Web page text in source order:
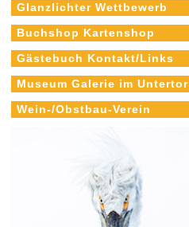
Glanzlichter Wettbewerb
Buchshop Kartenshop
Gästebuch Kontakt/Links
Museum Galerie im Untertor
Wein-/Obstbau-Verein